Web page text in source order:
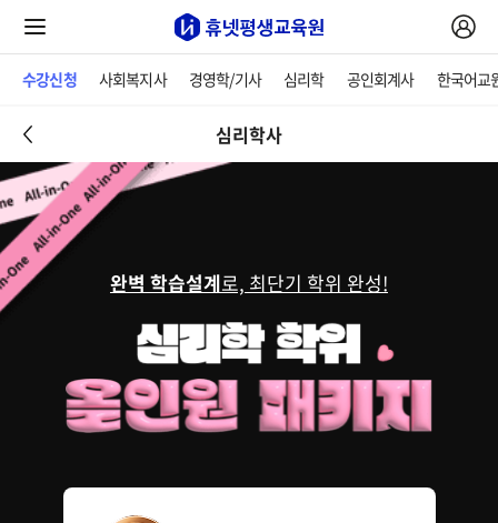
수강신청 사회복지사 경영학/기사 심리학 공인회계사 한국어교
심리학사
완벽 학습설계로, 최단기 학위 완성!